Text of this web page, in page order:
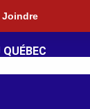
Joindre